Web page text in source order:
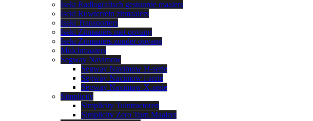
Iseki Radiografisch gestuurde maaiers
Iseki Ruwterrein zitmaaiers
Iseki Transporters
Iseki Zitmaaiers met opvang
Iseki Zitmaaiers zonder opvang
Mulchmaaiers
Segway Navimow
Segway Navimow H-serie
Segway Navimow i-serie
Segway Navimow X-serie
Simplicity
Simplicity Tuintractoren
Simplicity Zero Turn Maaiers